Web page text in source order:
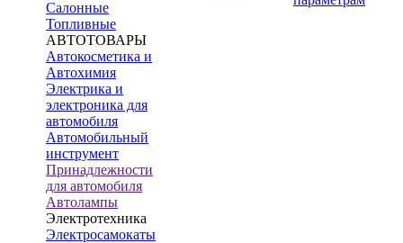
Салонные
Топливные
АВТОТОВАРЫ
Автокосметика и
Автохимия
Электрика и
электроника для
автомобиля
Автомобильный
инструмент
Принадлежности
для автомобиля
Автолампы
Электротехника
Электросамокаты